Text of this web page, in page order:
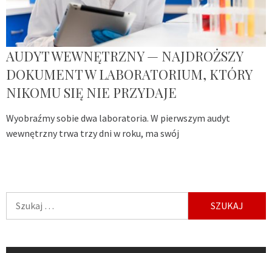
AUDYT WEWNĘTRZNY — NAJDROŻSZY
DOKUMENT W LABORATORIUM, KTÓRY
NIKOMU SIĘ NIE PRZYDAJE
Wyobraźmy sobie dwa laboratoria. W pierwszym audyt
wewnętrzny trwa trzy dni w roku, ma swój